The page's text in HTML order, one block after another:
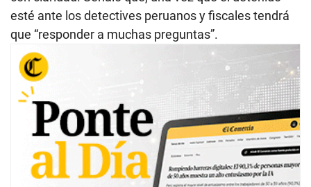
esté ante los detectives peruanos y fiscales tendrá
que “responder a muchas preguntas”.